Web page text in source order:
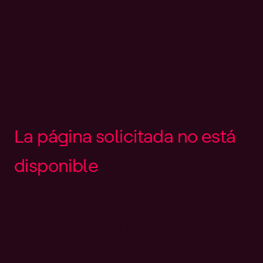
La página solicitada no está
disponible